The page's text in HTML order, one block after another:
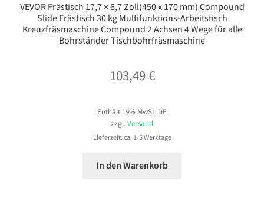
VEVOR Frästisch 17,7 × 6,7 Zoll(450 x 170 mm) Compound
Slide Frästisch 30 kg Multifunktions-Arbeitstisch
Kreuzfräsmaschine Compound 2 Achsen 4 Wege für alle
Bohrständer Tischbohrfräsmaschine
103,49€
Enthält 19% MwSt. DE
zzgl. Versand
Lieferzeit: ca. 1-5 Werktage
In den Warenkorb